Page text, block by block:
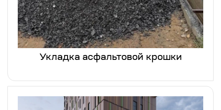
Укладка асфальтовой крошки